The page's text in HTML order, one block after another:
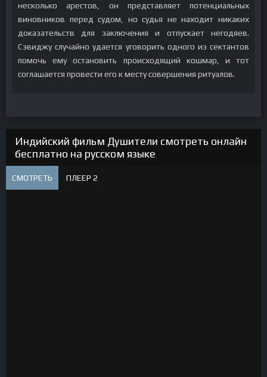
несколько арестов, он представляет потенциальных
виновников перед судом, но судья не находит никаких
доказательств для заключения и отпускает негодяев.
Сэвиджу случайно удается уговорить одного из сектантов
помочь ему остановить происходящий кошмар, и тот
соглашается провести его к месту совершения ритуалов.
Индийский фильм Душители смотреть онлайн
бесплатно на русском языке
СМОТРЕТЬ ПЛЕЕР 2